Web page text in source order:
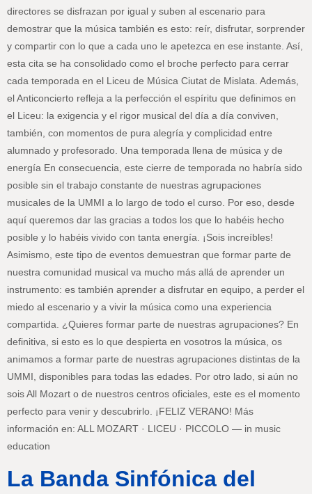
directores se disfrazan por igual y suben al escenario para
demostrar que la música también es esto: reír, disfrutar, sorprender
y compartir con lo que a cada uno le apetezca en ese instante. Así,
esta cita se ha consolidado como el broche perfecto para cerrar
cada temporada en el Liceu de Música Ciutat de Mislata. Además,
el Anticoncierto refleja a la perfección el espíritu que definimos en
el Liceu: la exigencia y el rigor musical del día a día conviven,
también, con momentos de pura alegría y complicidad entre
alumnado y profesorado. Una temporada llena de música y de
energía En consecuencia, este cierre de temporada no habría sido
posible sin el trabajo constante de nuestras agrupaciones
musicales de la UMMI a lo largo de todo el curso. Por eso, desde
aquí queremos dar las gracias a todos los que lo habéis hecho
posible y lo habéis vivido con tanta energía. ¡Sois increíbles!
Asimismo, este tipo de eventos demuestran que formar parte de
nuestra comunidad musical va mucho más allá de aprender un
instrumento: es también aprender a disfrutar en equipo, a perder el
miedo al escenario y a vivir la música como una experiencia
compartida. ¿Quieres formar parte de nuestras agrupaciones? En
definitiva, si esto es lo que despierta en vosotros la música, os
animamos a formar parte de nuestras agrupaciones distintas de la
UMMI, disponibles para todas las edades. Por otro lado, si aún no
sois All Mozart o de nuestros centros oficiales, este es el momento
perfecto para venir y descubrirlo. ¡FELIZ VERANO! Más
información en: ALL MOZART · LICEU · PICCOLO — in music
education
La Banda Sinfónica del